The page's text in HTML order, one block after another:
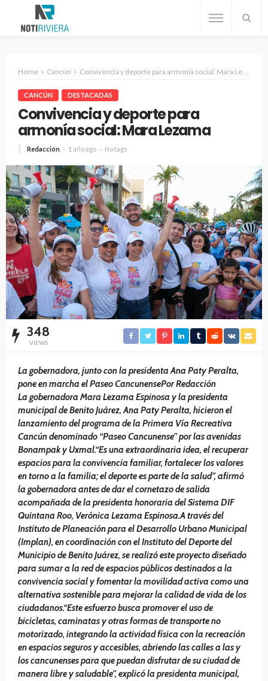
Home Cancún Convivencia y deporte para armonía social: Mara Lezama
CANCÚN DESTACADAS
Convivencia y deporte para
armonía social: Mara Lezama
Redacción 1 año ago No tags
348
VIEWS
La gobernadora, junto con la presidenta Ana Paty Peralta,
pone en marcha el Paseo CancunensePor Redacción
La gobernadora Mara Lezama Espinosa y la presidenta
municipal de Benito Juárez, Ana Paty Peralta, hicieron el
lanzamiento del programa de la Primera Vía Recreativa
Cancún denominado “Paseo Cancunense” por las avenidas
Bonampak y Uxmal.“Es una extraordinaria idea, el recuperar
espacios para la convivencia familiar, fortalecer los valores
en torno a la familia; el deporte es parte de la salud”, afirmó
la gobernadora antes de dar el cornetazo de salida
acompañada de la presidenta honoraria del Sistema DIF
Quintana Roo, Verónica Lezama Espinosa.A través del
Instituto de Planeación para el Desarrollo Urbano Municipal
(Implan), en coordinación con el Instituto del Deporte del
Municipio de Benito Juárez, se realizó este proyecto diseñado
para sumar a la red de espacios públicos destinados a la
convivencia social y fomentar la movilidad activa como una
alternativa sostenible para mejorar la calidad de vida de los
ciudadanos.“Este esfuerzo busca promover el uso de
bicicletas, caminatas y otras formas de transporte no
motorizado, integrando la actividad física con la recreación
en espacios seguros y accesibles, abriendo las calles a las y
los cancunenses para que puedan disfrutar de su ciudad de
manera libre y saludable”, explicó la presidenta municipal,